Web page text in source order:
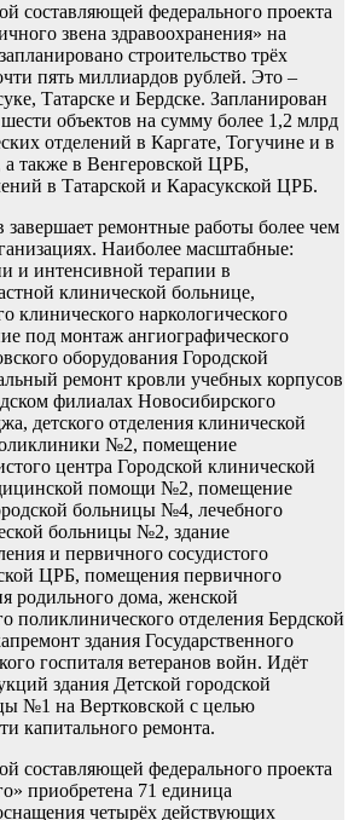
составляющей федерального проекта
звена здравоохранения» на
строительство трёх
пять миллиардов рублей. Это –
Татарске и Бердске. Запланирован
объектов на сумму более 1,2 млрд
отделений в Каргате, Тогучине и в
также в Венгеровской ЦРБ,
в Татарской и Карасукской ЦРБ.
завершает ремонтные работы более чем
Наиболее масштабные:
и интенсивной терапии в
клинической больнице,
клинического наркологического
под монтаж ангиографического
оборудования Городской
ремонт кровли учебных корпусов
филиалах Новосибирского
детского отделения клинической
№2, помещение
центра Городской клинической
помощи №2, помещение
больницы №4, лечебного
больницы №2, здание
и первичного сосудистого
ЦРБ, помещения первичного
родильного дома, женской
поликлинического отделения Бердской
здания Государственного
госпиталя ветеранов войн. Идёт
здания Детской городской
№1 на Вертковской с целью
капитального ремонта.
составляющей федерального проекта
приобретена 71 единица
четырёх действующих